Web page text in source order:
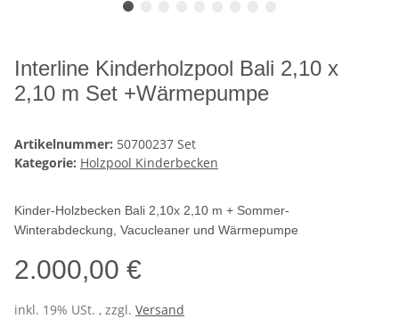
Interline Kinderholzpool Bali 2,10 x
2,10 m Set +Wärmepumpe
Artikelnummer: 50700237 Set
Kategorie: Holzpool Kinderbecken
Kinder-Holzbecken Bali 2,10x 2,10 m + Sommer-
Winterabdeckung, Vacucleaner und Wärmepumpe
2.000,00 €
inkl. 19% USt. , zzgl. Versand